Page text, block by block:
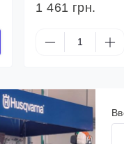
1 461 грн.